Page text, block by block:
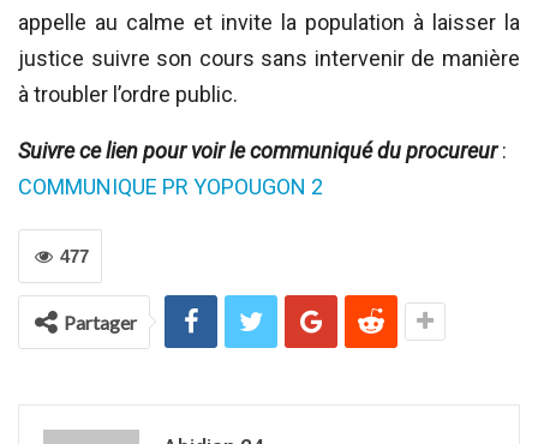
appelle au calme et invite la population à laisser la
justice suivre son cours sans intervenir de manière
à troubler l’ordre public.
Suivre ce lien pour voir le communiqué du procureur:
COMMUNIQUE PR YOPOUGON 2
477
Partager